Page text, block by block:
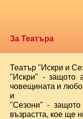
За Театъра
Театър "Искри и
"Искри" - защото
човещината и
и
"Сезони" - защото
възрастта, кое ще